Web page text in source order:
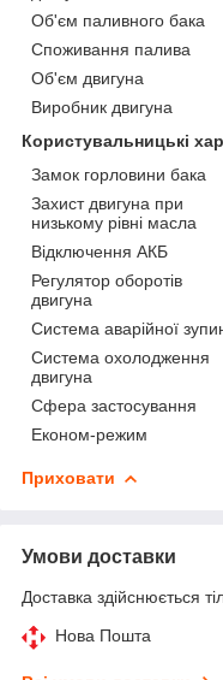
Об'єм паливного бака
Споживання палива
Об'єм двигуна
Виробник двигуна
Користувальницькі
Замок горловини бака
Захист двигуна при
низькому рівні масла
Відключення АКБ
Регулятор оборотів
двигуна
Система аварійної
Система охолодження
двигуна
Сфера застосування
Економ-режим
Приховати
Умови доставки
Доставка здійснюється
Нова Пошта